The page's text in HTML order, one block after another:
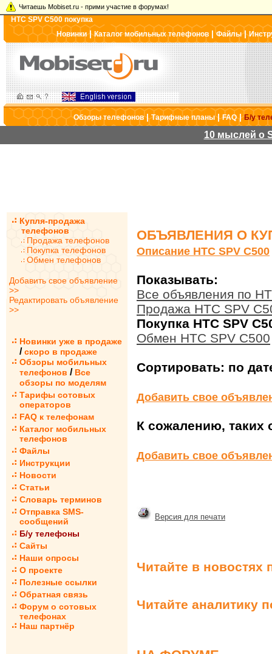
Читаешь Mobiset.ru - прими участие в форумах!
HTC SPV C500 покупка
Новинки|Каталог мобильных телефонов |Файлы|
Обзоры телефонов|Тарифные планы|FAQ|Б/у
10 мыслей о
Купля-продажа
телефонов
Продажа телефонов
Покупка телефонов
Обмен телефонов
Добавить свое объявление
>>
Редактировать объявление
>>
Новинки уже в продаже
/ скоро в продаже
Обзоры мобильных
телефонов / Все
обзоры по моделям
Тарифы сотовых
операторов
FAQ к телефонам
Каталог мобильных
телефонов
Файлы
Инструкции
Новости
Статьи
Словарь терминов
Отправка SMS-
сообщений
Б/у телефоны
Сайты
Наши опросы
О проекте
Полезные ссылки
Обратная связь
Форум о сотовых
телефонах
Наш партнёр
ОБЪЯВЛЕНИЯ О
Описание HTC SPV C500
Показывать:
Все объявления по
Продажа HTC SPV
Покупка HTC SPV
Обмен HTC SPV C500
Сортировать: по
Добавить свое
К сожалению, таких
Добавить свое
Версия для печати
Читайте в новостях
Читайте аналитику